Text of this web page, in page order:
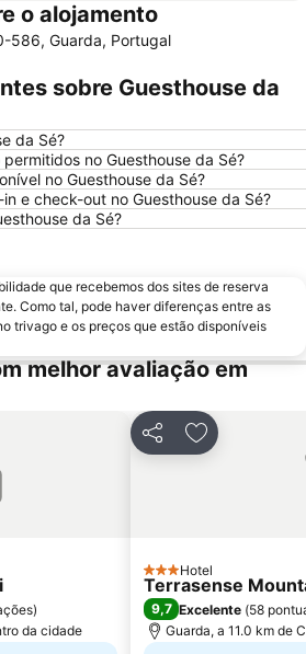
Aldeia Histórica de Trancoso
Piscina Municipal da Covilhã
Sé Catedral da Guarda
Beira
Antiga Judiaria da Guarda
o alojamento
586, Guarda, Portugal
sobre Guesthouse da
da Sé?
no Guesthouse da Sé?
no Guesthouse da Sé?
e check-out no Guesthouse da Sé?
da Sé?
que recebemos dos sites de reserva
Como tal, pode haver diferenças entre as
trivago e os preços que estão disponíveis
melhor avaliação em
)
da cidade
PartilharAdicionar
3 Estrelas
Hotel
Terrasense
9,7 Excelente (58
Guarda, a 11.0 km de